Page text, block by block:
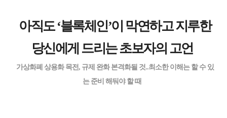
아직도 ‘블록체인’이 막연하고 지루한
당신에게 드리는 초보자의 고언
가상화폐 상용화 목전, 규제 완화 본격화될 것..최소한 이해는 할 수 있
는 준비 해둬야 할 때